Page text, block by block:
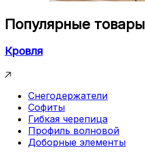
Популярные товары
Кровля
Снегодержатели
Софиты
Гибкая черепица
Профиль волновой
Доборные элементы